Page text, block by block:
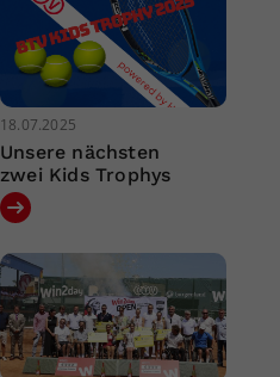
18.07.2025
Unsere nächsten
zwei Kids Trophys